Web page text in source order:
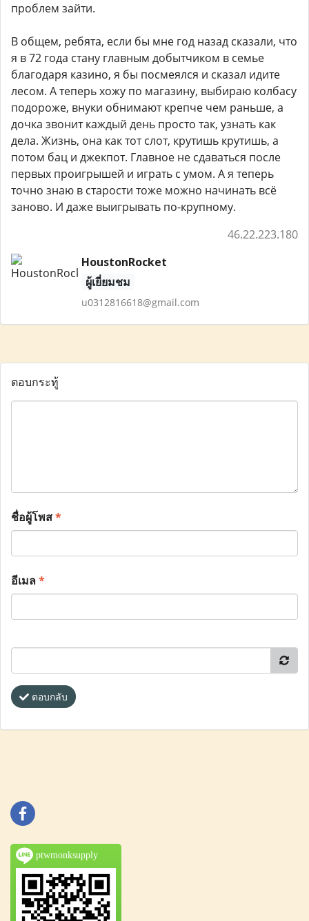
проблем зайти.
В общем, ребята, если бы мне год назад сказали, что
я в 72 года стану главным добытчиком в семье
благодаря казино, я бы посмеялся и сказал идите
лесом. А теперь хожу по магазину, выбираю колбасу
подороже, внуки обнимают крепче чем раньше, а
дочка звонит каждый день просто так, узнать как
дела. Жизнь, она как тот слот, крутишь крутишь, а
потом бац и джекпот. Главное не сдаваться после
первых проигрышей и играть с умом. А я теперь
точно знаю в старости тоже можно начинать всё
заново. И даже выигрывать по-крупному.
46.22.223.180
HoustonRocket
ผู้เยี่ยมชม
u0312816618@gmail.com
ตอบกระทู้
ชื่อผู้โพส*
อีเมล*
ตอบกลับ
ptwmonksupply